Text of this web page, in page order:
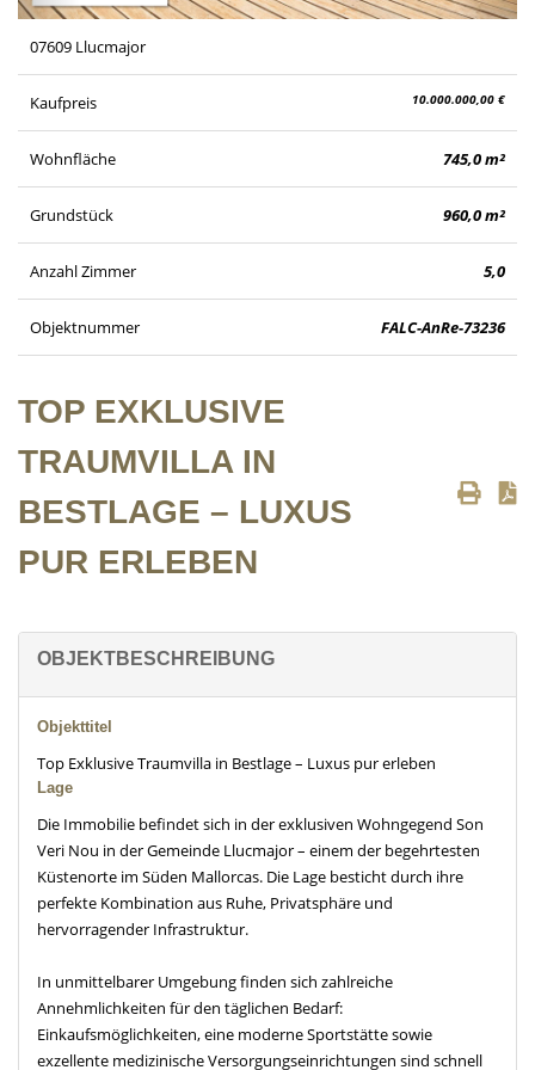
07609 Llucmajor
Kaufpreis 10.000.000,00 €
Wohnfläche 745,0 m²
Grundstück 960,0 m²
Anzahl Zimmer 5,0
Objektnummer FALC-AnRe-73236
TOP EXKLUSIVE
TRAUMVILLA IN
BESTLAGE – LUXUS
PUR ERLEBEN
OBJEKTBESCHREIBUNG
Objekttitel
Top Exklusive Traumvilla in Bestlage – Luxus pur erleben
Lage
Die Immobilie befindet sich in der exklusiven Wohngegend Son
Veri Nou in der Gemeinde Llucmajor – einem der begehrtesten
Küstenorte im Süden Mallorcas. Die Lage besticht durch ihre
perfekte Kombination aus Ruhe, Privatsphäre und
hervorragender Infrastruktur.
In unmittelbarer Umgebung finden sich zahlreiche
Annehmlichkeiten für den täglichen Bedarf:
Einkaufsmöglichkeiten, eine moderne Sportstätte sowie
exzellente medizinische Versorgungseinrichtungen sind schnell